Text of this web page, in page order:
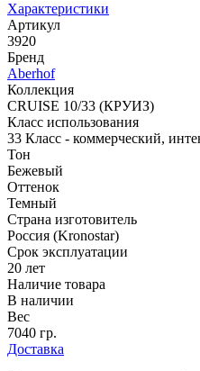
Характеристики
Артикул
3920
Бренд
Aberhof
Коллекция
CRUISE 10/33 (КРУИЗ)
Класс использования
33 Класс - коммерческий,
Тон
Бежевый
Оттенок
Темный
Страна изготовитель
Россия (Kronostar)
Срок эксплуатации
20 лет
Наличие товара
В наличии
Вес
7040 гр.
Доставка